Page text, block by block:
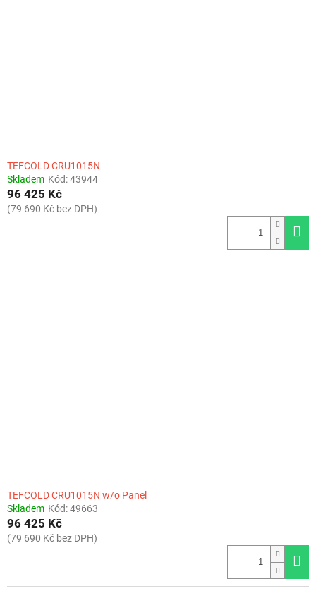
TEFCOLD CRU1015N
Skladem Kód:43944
96 425 Kč
(79 690 Kč bez DPH)
TEFCOLD CRU1015N w/o Panel
Skladem Kód:49663
96 425 Kč
(79 690 Kč bez DPH)